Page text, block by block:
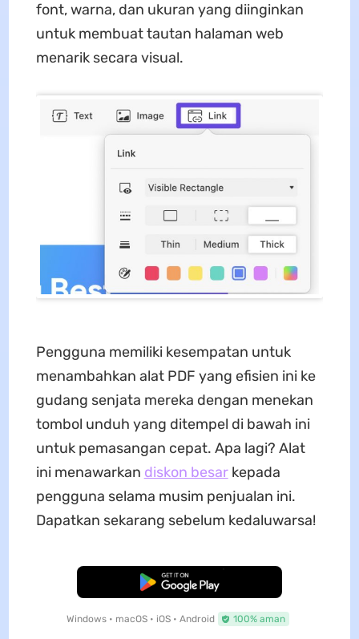
font, warna, dan ukuran yang diinginkan
untuk membuat tautan halaman web
menarik secara visual.
Pengguna memiliki kesempatan untuk
menambahkan alat PDF yang efisien ini ke
gudang senjata mereka dengan menekan
tombol unduh yang ditempel di bawah ini
untuk pemasangan cepat. Apa lagi? Alat
ini menawarkan diskon besarkepada
pengguna selama musim penjualan ini.
Dapatkan sekarang sebelum kedaluwarsa!
Unduh Gratis
Windows • macOS • iOS • Android 100% aman